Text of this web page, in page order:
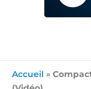
Accueil »